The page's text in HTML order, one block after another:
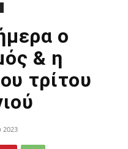
ο
& η
τρίτου
2023